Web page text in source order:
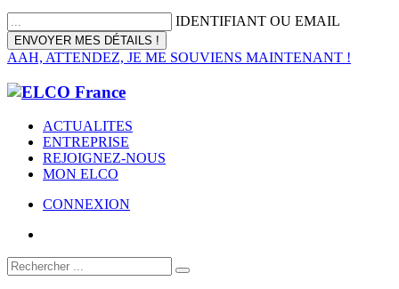
IDENTIFIANT OU EMAIL
AAH, ATTENDEZ, JE ME SOUVIENS MAINTENANT !
ACTUALITES
ENTREPRISE
REJOIGNEZ-NOUS
MON ELCO
CONNEXION